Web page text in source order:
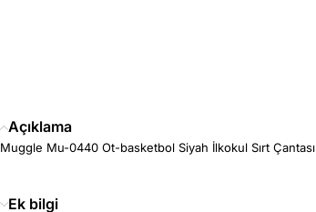
Açıklama
Muggle Mu-0440 Ot-basketbol Siyah İlkokul Sırt Çantası
Ek bilgi